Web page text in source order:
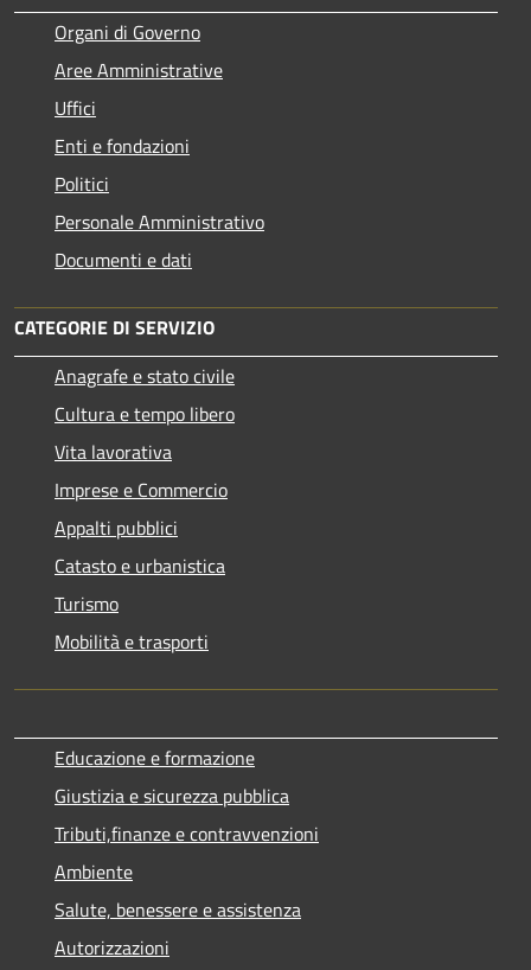
Organi di Governo
Aree Amministrative
Uffici
Enti e fondazioni
Politici
Personale Amministrativo
Documenti e dati
CATEGORIE DI SERVIZIO
Anagrafe e stato civile
Cultura e tempo libero
Vita lavorativa
Imprese e Commercio
Appalti pubblici
Catasto e urbanistica
Turismo
Mobilità e trasporti
Educazione e formazione
Giustizia e sicurezza pubblica
Tributi,finanze e contravvenzioni
Ambiente
Salute, benessere e assistenza
Autorizzazioni